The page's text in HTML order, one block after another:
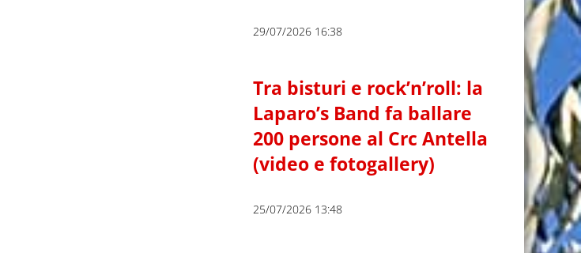
29/07/2026 16:38
Tra bisturi e rock’n’roll: la
Laparo’s Band fa ballare
200 persone al Crc Antella
(video e fotogallery)
25/07/2026 13:48